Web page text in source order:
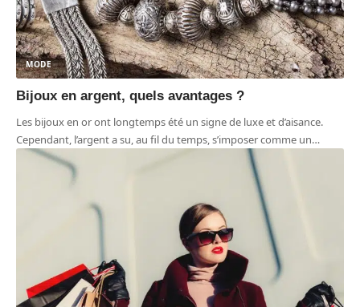
MODE
Bijoux en argent, quels avantages ?
Les bijoux en or ont longtemps été un signe de luxe et d’aisance.
Cependant, l’argent a su, au fil du temps, s’imposer comme un…